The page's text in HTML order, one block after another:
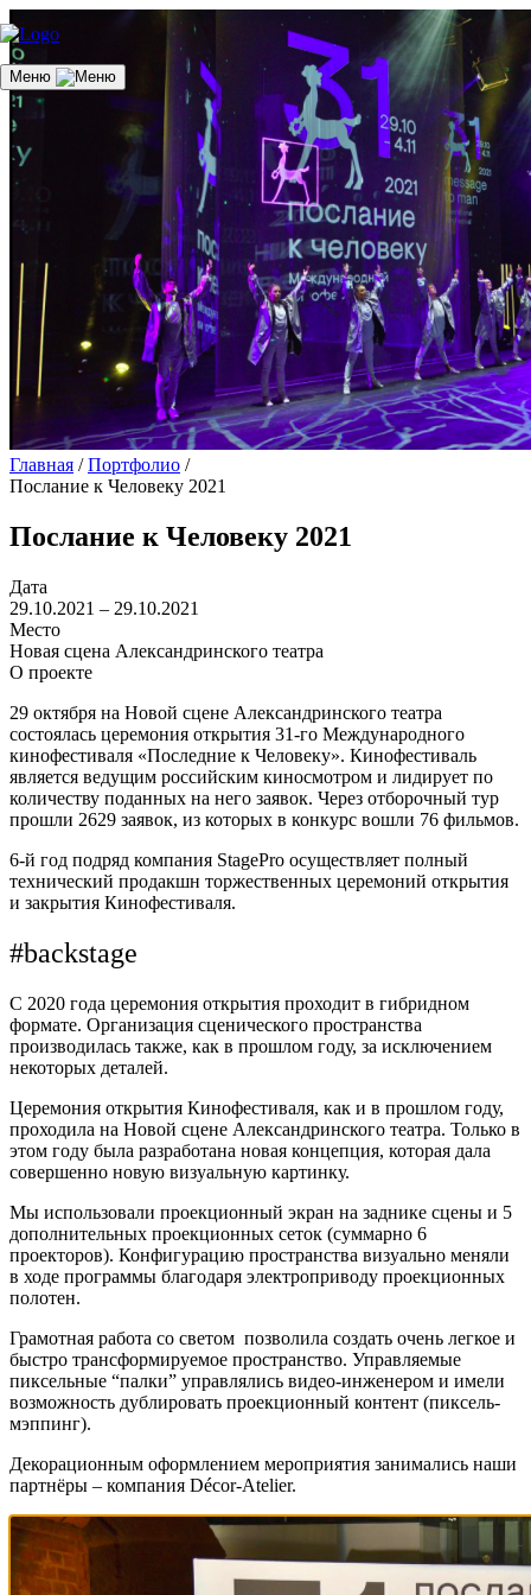
Меню
Главная / Портфолио /
Послание к Человеку 2021
Послание к Человеку 2021
Дата
29.10.2021 – 29.10.2021
Место
Новая сцена Александринского театра
О проекте
29 октября на Новой сцене Александринского театра
состоялась церемония открытия 31-го Международного
кинофестиваля «Последние к Человеку». Кинофестиваль
является ведущим российским киносмотром и лидирует по
количеству поданных на него заявок. Через отборочный тур
прошли 2629 заявок, из которых в конкурс вошли 76 фильмов.
6-й год подряд компания StagePro осуществляет полный
технический продакшн торжественных церемоний открытия
и закрытия Кинофестиваля.
#backstage
С 2020 года церемония открытия проходит в гибридном
формате. Организация сценического пространства
производилась также, как в прошлом году, за исключением
некоторых деталей.
Церемония открытия Кинофестиваля, как и в прошлом году,
проходила на Новой сцене Александринского театра. Только в
этом году была разработана новая концепция, которая дала
совершенно новую визуальную картинку.
Мы использовали проекционный экран на заднике сцены и 5
дополнительных проекционных сеток (суммарно 6
проекторов). Конфигурацию пространства визуально меняли
в ходе программы благодаря электроприводу проекционных
полотен.
Грамотная работа со светом позволила создать очень легкое и
быстро трансформируемое пространство. Управляемые
пиксельные “палки” управлялись видео-инженером и имели
возможность дублировать проекционный контент (пиксель-
мэппинг).
Декорационным оформлением мероприятия занимались наши
партнёры – компания Décor-Atelier.